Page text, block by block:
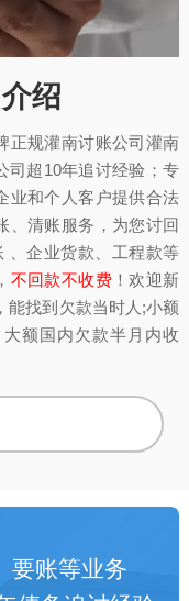
绍
正规灌南讨账公司灌南
司超10年追讨经验；专
业和个人客户提供合法
、清账服务，为您讨回
、企业货款、工程款等
不回款不收费！欢迎新
能找到欠款当时人;小额
额国内欠款半月内收
要账等业务